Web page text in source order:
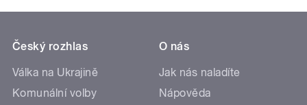
Český rozhlas
Válka na Ukrajině
Komunální volby
O nás
Jak nás naladíte
Nápověda